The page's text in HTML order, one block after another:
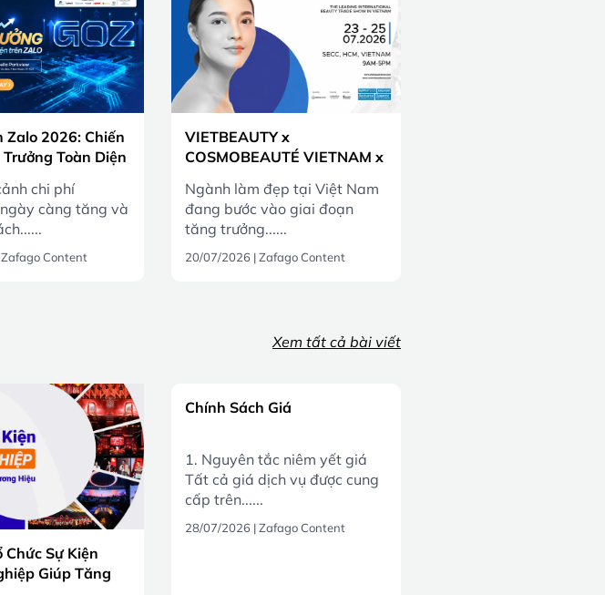
Zalo 2026: Chiến
Toàn Diện
chi phí
càng tăng và
Zafago Content
VIETBEAUTY x
COSMOBEAUTÉ VIETNAM x
Ngành làm đẹp tại Việt Nam
đang bước vào giai đoạn
tăng trưởng......
20/07/2026 |Zafago Content
Xem tất cả bài viết
Chức Sự Kiện
Giúp Tăng
Chính Sách Giá
1. Nguyên tắc niêm yết giá
Tất cả giá dịch vụ được cung
cấp trên......
28/07/2026 |Zafago Content